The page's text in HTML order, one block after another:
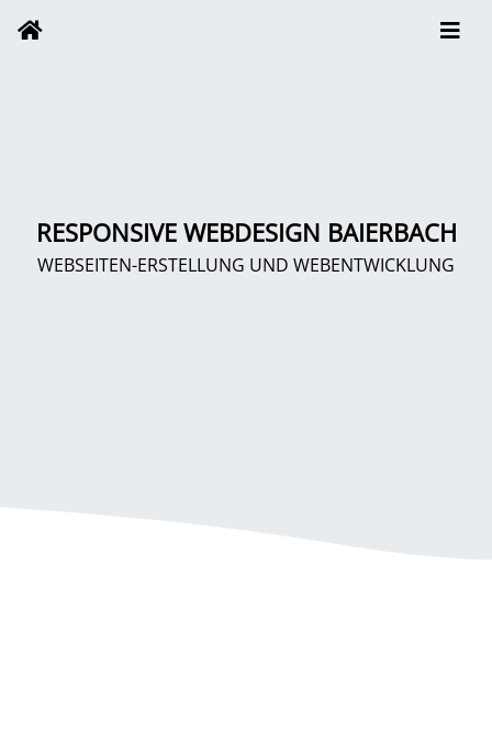
RESPONSIVE WEBDESIGN BAIERBACH
WEBSEITEN-ERSTELLUNG UND WEBENTWICKLUNG